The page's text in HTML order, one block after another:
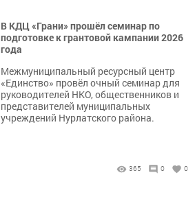
В КДЦ «Грани» прошёл семинар по
подготовке к грантовой кампании 2026
года
Межмуниципальный ресурсный центр
«Единство» провёл очный семинар для
руководителей НКО, общественников и
представителей муниципальных
учреждений Нурлатского района.
365 0 0